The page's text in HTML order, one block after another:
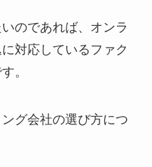
のであれば、オンラ
対応しているファク
。
グ会社の選び方につ